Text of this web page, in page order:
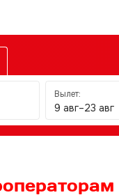
Вылет:
9 авг–23 авг